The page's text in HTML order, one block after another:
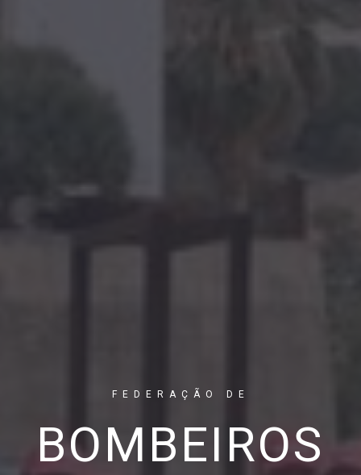
FEDERAÇÃO DE
BOMBEIROS